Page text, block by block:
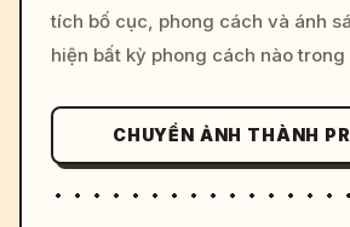
tích bố cục, phong cách và ánh
hiện bất kỳ phong cách nào trong
CHUYỂN ẢNH THÀNH